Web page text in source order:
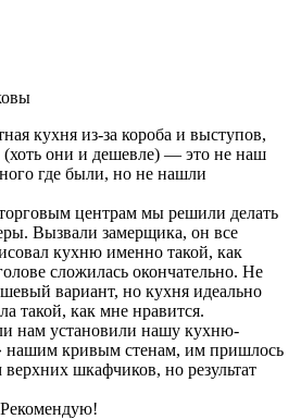
кухня из-за короба и выступов,
(хоть они и дешевле) — это не наш
где были, но не нашли
центрам мы решили делать
Вызвали замерщика, он все
кухню именно такой, как
сложилась окончательно. Не
вариант, но кухня идеально
такой, как мне нравится.
нам установили нашу кухню-
нашим кривым стенам, им пришлось
шкафчиков, но результат